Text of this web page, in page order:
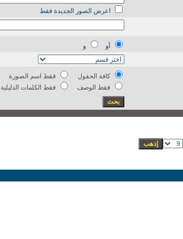
اعرض الصور الجديدة فقط
أو
و
كافة الحقول
فقط اسم الصورة
فقط الوصف
فقط الكلمات الدليلية